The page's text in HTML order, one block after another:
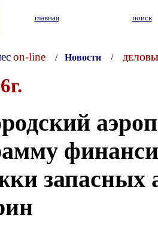
главная поиск
on-line / Новости /
запасных